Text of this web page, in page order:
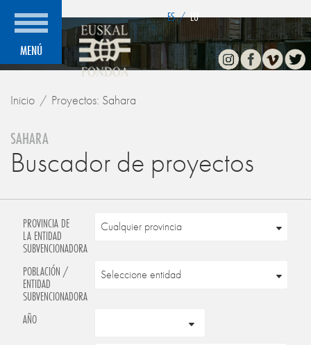
MENÚ
ES / EU
InstagramFacebook
Vimeo
Inicio Proyectos: Sahara
SAHARA
Buscador de proyectos
PROVINCIA DE
LA ENTIDAD
SUBVENCIONADORA
POBLACIÓN /
ENTIDAD
SUBVENCIONADORA
AÑO